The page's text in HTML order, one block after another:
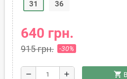
31
36
640 грн.
915 грн. -30%
remove add shopping_cart